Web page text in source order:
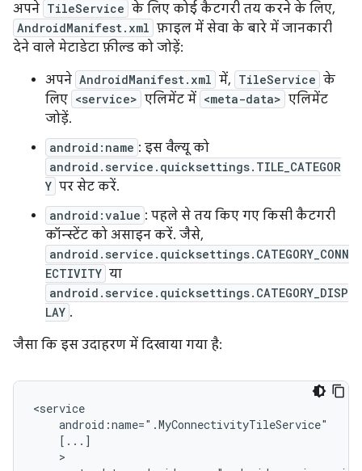
अपने TileService के लिए कोई कैटगरी तय करने के लिए,
AndroidManifest.xml फ़ाइल में सेवा के बारे में जानकारी
देने वाले मेटाडेटा फ़ील्ड को जोड़ें:
अपने AndroidManifest.xml में, TileService के
लिए <service> एलिमेंट में <meta-data> एलिमेंट
जोड़ें.
android:name : इस वैल्यू को
android.service.quicksettings.TILE_CATEGOR
Y पर सेट करें.
android:value : पहले से तय किए गए किसी कैटगरी
कॉन्स्टेंट को असाइन करें. जैसे,
android.service.quicksettings.CATEGORY_CONN
ECTIVITY या
android.service.quicksettings.CATEGORY_DISP
LAY .
जैसा कि इस उदाहरण में दिखाया गया है: